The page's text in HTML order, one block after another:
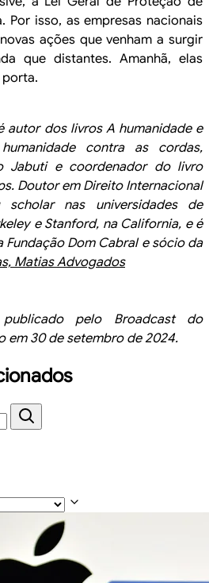
Por isso, as empresas nacionais
ações que venham a surgir
que distantes. Amanhã, elas
autor dos livros A humanidade e
contra as cordas,
Jabuti ecoordenador do livro
Doutor em Direito Internacional
nas universidades de
e Stanford, na California, e é
Dom Cabral e sócioda
Matias Advogados
pelo Broadcast do
em 30 de setembrode 2024.